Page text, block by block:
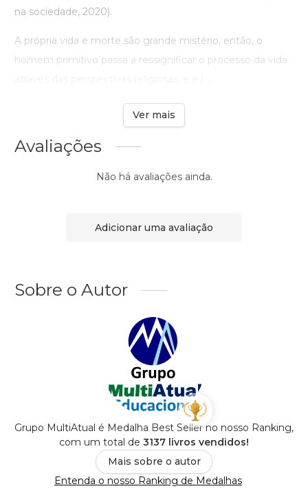
na sociedade, 2020).
A própria vida e morte são grande mistério, então, o
homem primitivo passa a ressignificar o processo da vida
Ver mais
Avaliações
Não há avaliações ainda.
Adicionar uma avaliação
Sobre o Autor
Grupo MultiAtual é Medalha Best Seller no nosso Ranking,
com um total de 3137 livros vendidos!
Mais sobre o autor
Entenda o nosso Ranking de Medalhas